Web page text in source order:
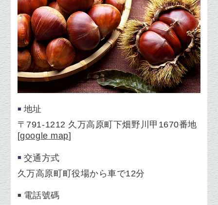
地址
〒791-1212 久万高原町下畑野川甲1670番地
[google map]
交通方式
久万高原町町役場から車で12分
電話號碼